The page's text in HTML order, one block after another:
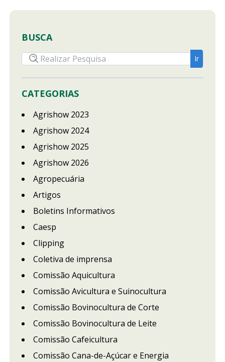
BUSCA
CATEGORIAS
Agrishow 2023
Agrishow 2024
Agrishow 2025
Agrishow 2026
Agropecuária
Artigos
Boletins Informativos
Caesp
Clipping
Coletiva de imprensa
Comissão Aquicultura
Comissão Avicultura e Suinocultura
Comissão Bovinocultura de Corte
Comissão Bovinocultura de Leite
Comissão Cafeicultura
Comissão Cana-de-Açúcar e Energia